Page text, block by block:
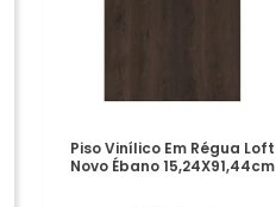
Piso Vinílico Em Régua Loft
Novo Ébano 15,24X91,44cm